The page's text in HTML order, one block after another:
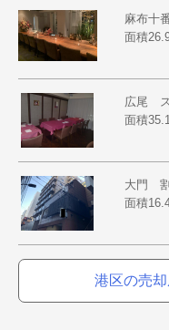
麻布十
面積
広尾
面積
大門
面積
港区の売